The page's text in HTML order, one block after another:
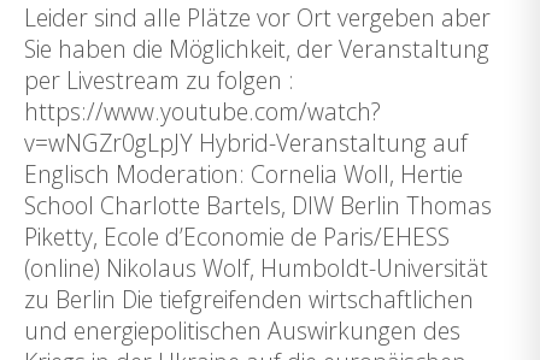
Leider sind alle Plätze vor Ort vergeben aber
Sie haben die Möglichkeit, der Veranstaltung
per Livestream zu folgen :
https://www.youtube.com/watch?
v=wNGZr0gLpJY Hybrid-Veranstaltung auf
Englisch Moderation: Cornelia Woll, Hertie
School Charlotte Bartels, DIW Berlin Thomas
Piketty, Ecole d’Economie de Paris/EHESS
(online) Nikolaus Wolf, Humboldt-Universität
zu Berlin Die tiefgreifenden wirtschaftlichen
und energiepolitischen Auswirkungen des